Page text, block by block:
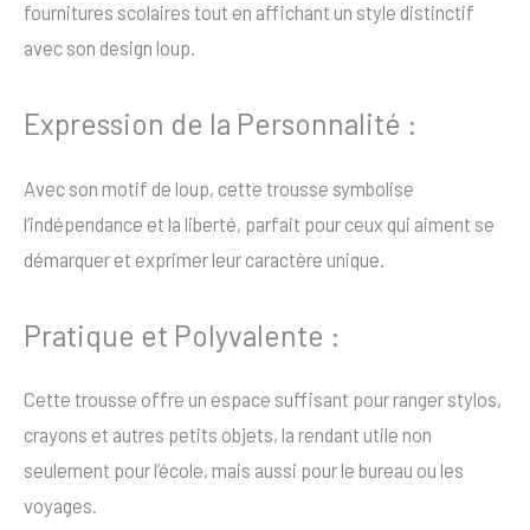
fournitures scolaires tout en affichant un style distinctif
avec son design loup.
Expression de la Personnalité :
Avec son motif de loup, cette trousse symbolise
l’indépendance et la liberté, parfait pour ceux qui aiment se
démarquer et exprimer leur caractère unique.
Pratique et Polyvalente :
Cette trousse offre un espace suffisant pour ranger stylos,
crayons et autres petits objets, la rendant utile non
seulement pour l’école, mais aussi pour le bureau ou les
voyages.